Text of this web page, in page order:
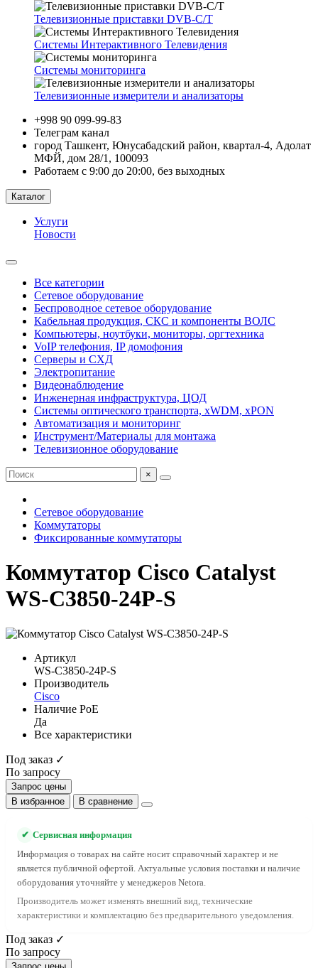
Телевизионные приставки DVB-C/T
Системы Интерактивного Телевидения
Системы мониторинга
Телевизионные измерители и анализаторы
+998 90 099-99-83
Телеграм канал
город Ташкент, Юнусабадский район, квартал-4, Адолат
МФЙ, дом 28/1, 100093
Работаем с 9:00 до 20:00, без выходных
Каталог
Услуги
Новости
Все категории
Сетевое оборудование
Беспроводное сетевое оборудование
Кабельная продукция, СКС и компоненты ВОЛС
Компьютеры, ноутбуки, мониторы, оргтехника
VoIP телефония, IP домофония
Серверы и СХД
Электропитание
Видеонаблюдение
Инженерная инфраструктура, ЦОД
Системы оптического транспорта, xWDM, xPON
Автоматизация и мониторинг
Инструмент/Материалы для монтажа
Телевизионное оборудование
×
Сетевое оборудование
Коммутаторы
Фиксированные коммутаторы
Коммутатор Cisco Catalyst
WS-C3850-24P-S
Артикул
WS-C3850-24P-S
Производитель
Cisco
Наличие PoE
Да
Все характеристики
Под заказ ✓
По запросу
Запрос цены
В избранное
В сравнение
✔ Сервисная информация
Информация о товарах на сайте носит справочный характер и не
является публичной офертой. Актуальные условия поставки и наличие
оборудования уточняйте у менеджеров Netora.
Производитель может изменять внешний вид, технические
характеристики и комплектацию без предварительного уведомления.
Под заказ ✓
По запросу